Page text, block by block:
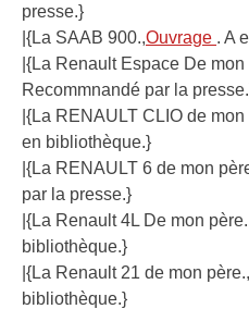
presse.}
|{La SAAB 900.,Ouvrage . A
|{La Renault Espace De mon
Recommnandé par la
|{La RENAULT CLIO de mon
en bibliothèque.}
|{La RENAULT 6 de mon
par la presse.}
|{La Renault 4L De mon
bibliothèque.}
|{La Renault 21 de mon père.,
bibliothèque.}